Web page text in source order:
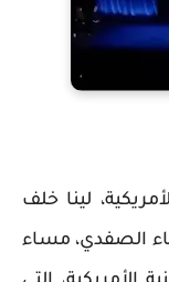
لينا خلف
الصفدي، مساء